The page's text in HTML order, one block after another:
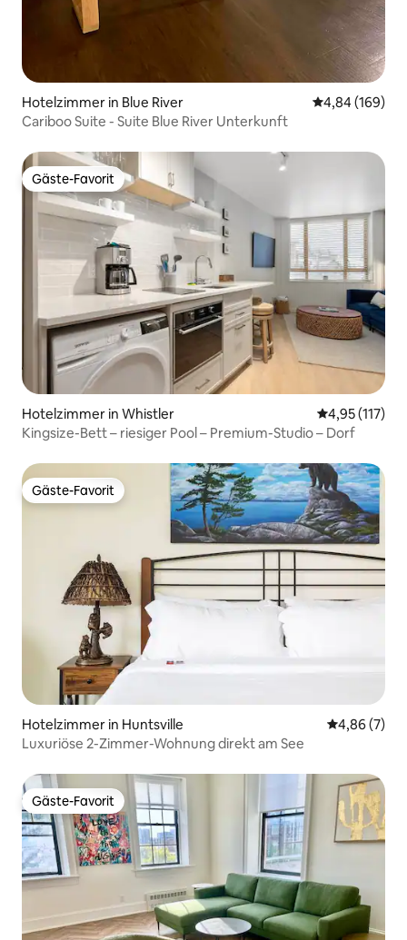
Hotelzimmer in Blue River
4,84 (169)
Cariboo Suite - Suite Blue River Unterkunft
Gäste-Favorit
Gäste-Favorit
Hotelzimmer in Whistler
4,95 (117)
Kingsize-Bett – riesiger Pool – Premium-Studio – Dorf
Gäste-Favorit
Gäste-Favorit
Hotelzimmer in Huntsville
4,86 (7)
Luxuriöse 2-Zimmer-Wohnung direkt am See
Gäste-Favorit
Gäste-Favorit